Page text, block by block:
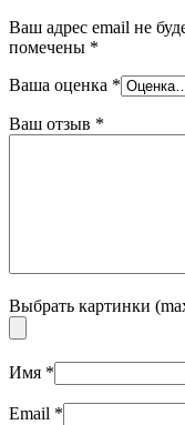
Ваш адрес email не
помечены *
Ваша оценка *
Ваш отзыв *
Выбрать картинки
Имя *
Email *